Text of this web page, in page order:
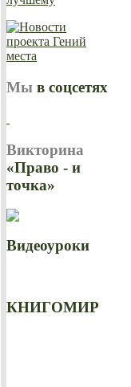
Мы в соцсетях
Викторина
«Право - и
точка»
Видеоуроки
КНИГОМИР